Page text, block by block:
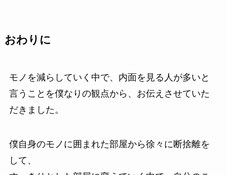
おわりに
モノを減らしていく中で、内面を見る人が多いと
言うことを僕なりの観点から、お伝えさせていた
だきました。
僕自身のモノに囲まれた部屋から徐々に断捨離を
して、